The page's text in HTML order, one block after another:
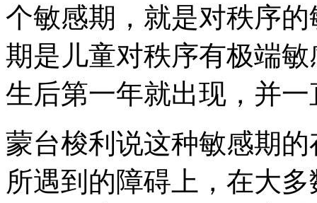
个敏感期，就是对秩序
期是儿童对秩序有极端
生后第一年就出现，并
蒙台梭利说这种敏感期
所遇到的障碍上，在大